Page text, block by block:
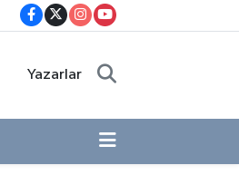
Yazarlar